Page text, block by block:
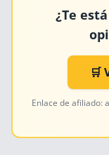
¿Te
🛒
Enlace de afiliado: